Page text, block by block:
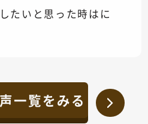
たいと思った時はに
一覧をみる